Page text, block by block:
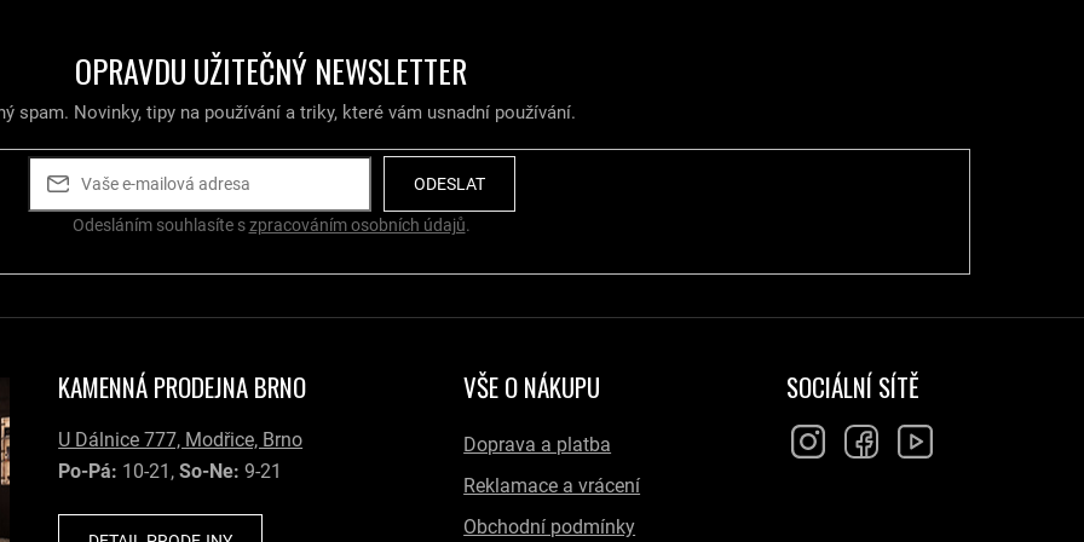
OPRAVDU UŽITEČNÝ NEWSLETTER
spam. Novinky, tipy na používání a triky, které vám usnadní používání.
ODESLAT
Odesláním souhlasíte szpracováním osobních údajů.
KAMENNÁ PRODEJNA BRNO
U Dálnice 777, Modřice, Brno
Po-Pá: 10-21,So-Ne: 9-21
VŠE O NÁKUPU
Doprava a platba
Reklamace a vrácení
Obchodní podmínky
SOCIÁLNÍ SÍTĚ